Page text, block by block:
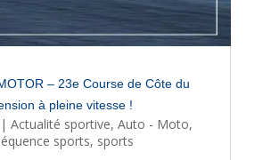
– 23e Course de Côte du
à pleine vitesse !
| Actualité sportive, Auto - Moto,
sports, sports